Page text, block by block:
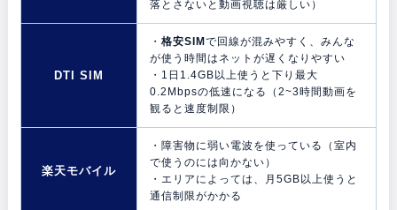
落とさないと動画視聴は厳しい）
DTI SIM
・ 格安SIM で回線が混みやすく、みんな
が使う時間はネットが遅くなりやすい
・1日1.4GB以上使うと下り最大
0.2Mbpsの低速になる（2~3時間動画を
観ると速度制限）
楽天モバイル
・障害物に弱い電波を使っている（室内
で使うのには向かない）
・エリアによっては、月5GB以上使うと
通信制限がかかる